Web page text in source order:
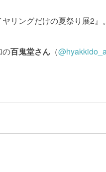
リングだけの夏祭り展2』。
の百鬼堂さん （